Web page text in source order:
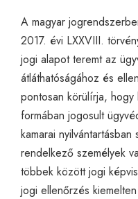
A magyar
2017. évi LXXVIII.
jogi alapot teremt az
átláthatóságához és
pontosan körülírja, hogy
formában jogosult
kamarai
rendelkező személyek
többek között jogi
jogi ellenőrzés